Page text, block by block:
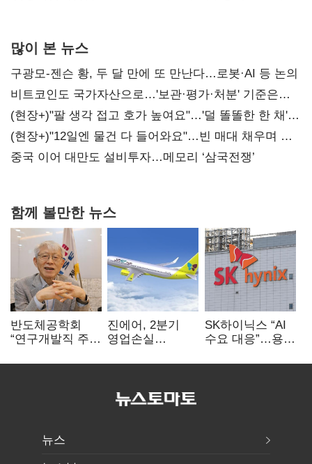
많이 본 뉴스
구광모-젠슨 황, 두 달 만에 또 만난다…로봇·AI 등 논의
비트코인도 국가자산으로…'보관·평가·처분' 기준은
숙제
(현장+)"팔 생각 접고 호가 높여요"…'덜 똘똘한 한 채'
20억 키맞추기
(현장+)"12일엔 물건 다 들어와요"…빈 매대 채우며 문
연 홈플러스
중국 이어 대만도 설비투자…메모리 ‘삼국전쟁’
함께 볼만한 뉴스
반도체공학회
“연구개발직 주
개선해야”
진에어, 2분기
영업손실
상승 여파
SK하이닉스 “AI
수요 대응”…용인
투자
뉴스